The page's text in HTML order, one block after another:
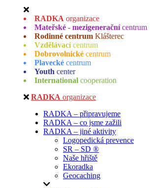
RADKA organizace
Mateřské - mezigenerační centrum
Rodinné centrum Klášterec
Vzdělávací centrum
Dobrovolnické centrum
Plavecké centrum
Youth center
International cooperation
RADKA organizace
RADKA – připravujeme
RADKA – co jsme zažili
RADKA – jiné aktivity
Logopedická prevence
SR – SD ®
Naše hřiště
Ekoradka
Geocaching